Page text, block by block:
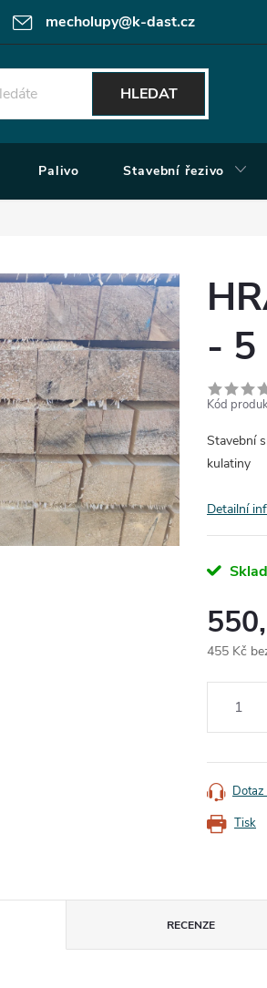
mecholupy@k-dast.cz
Moje objednávka
HLEDAT
Palivo Stavební řezivo
- 5
Kód
Stavební
kulatiny
Detailní
455 Kč
Tisk
RECENZE